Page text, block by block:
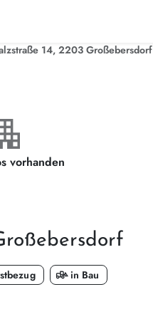
14, 2203 Großebersdorf
vorhanden
front_loader in Bau